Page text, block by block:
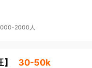
2000人
】 30-50k